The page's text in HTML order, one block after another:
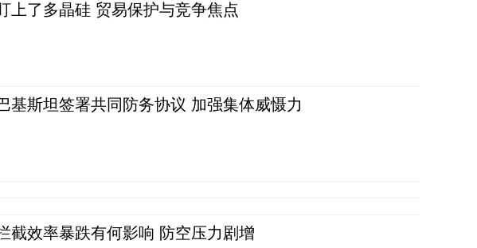
上了多晶硅 贸易保护与竞争焦点
基斯坦签署共同防务协议 加强集体威慑力
截效率暴跌有何影响 防空压力剧增